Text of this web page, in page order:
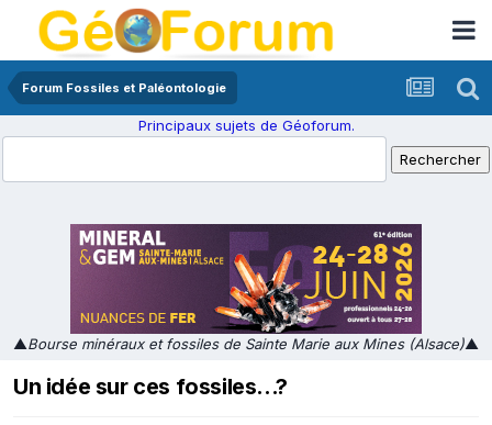
Forum Fossiles et Paléontologie
Principaux sujets de Géoforum.
▲Bourse minéraux et fossiles de Sainte Marie aux Mines (Alsace)▲
Un idée sur ces fossiles...?